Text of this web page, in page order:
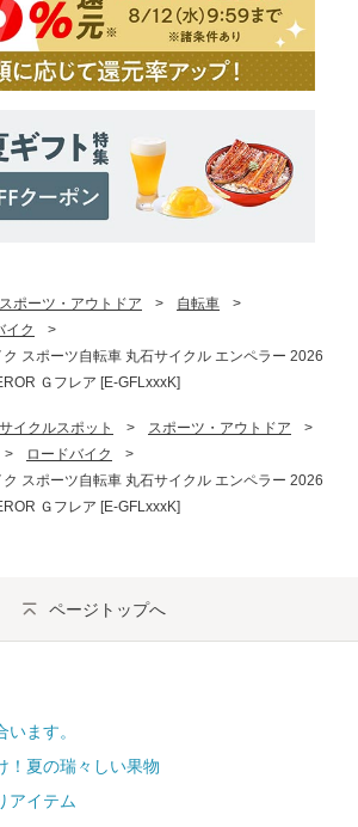
スポーツ・アウトドア > 自転車
>
イク
>
スポーツ自転車 丸石サイクル エンペラー 2026
Ｇフレア [E-GFLxxxK]
サイクルスポット > スポーツ・アウトドア
>
> ロードバイク
>
スポーツ自転車 丸石サイクル エンペラー 2026
Ｇフレア [E-GFLxxxK]
ページトップへ
ます。
！夏の瑞々しい果物
アイテム